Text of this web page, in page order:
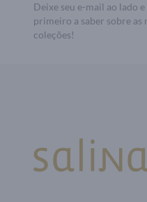
Deixe seu e-mail ao lado e
primeiro a saber sobre as
coleções!